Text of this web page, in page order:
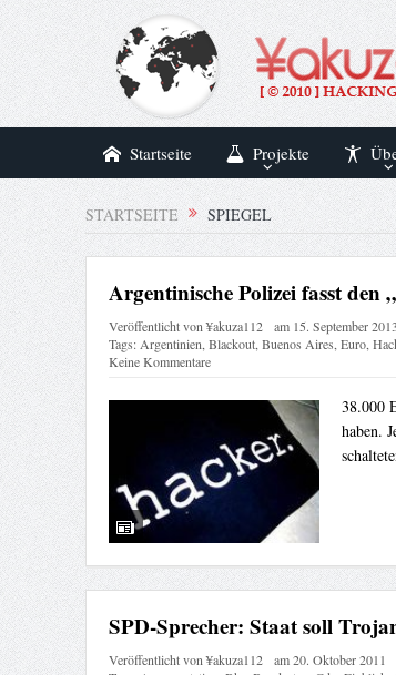
Startseite Projekte
STARTSEITE SPIEGEL
Argentinische Polizei fasst den
Veröffentlicht von¥akuza112 am 15. September 2013
Tags:Argentinien,Blackout,Buenos Aires,Euro,
Keine Kommentare
38.000
haben.
SPD-Sprecher: Staat soll
Veröffentlicht von¥akuza112 am20. Oktober 2011